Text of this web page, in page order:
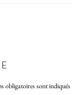
obligatoires sont indiqués